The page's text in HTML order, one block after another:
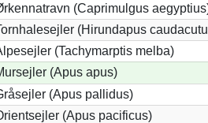
(Caprimulgus
(Hirundapus
(Tachymarptis melba)
(Apus apus)
(Apus pallidus)
(Apus pacificus)